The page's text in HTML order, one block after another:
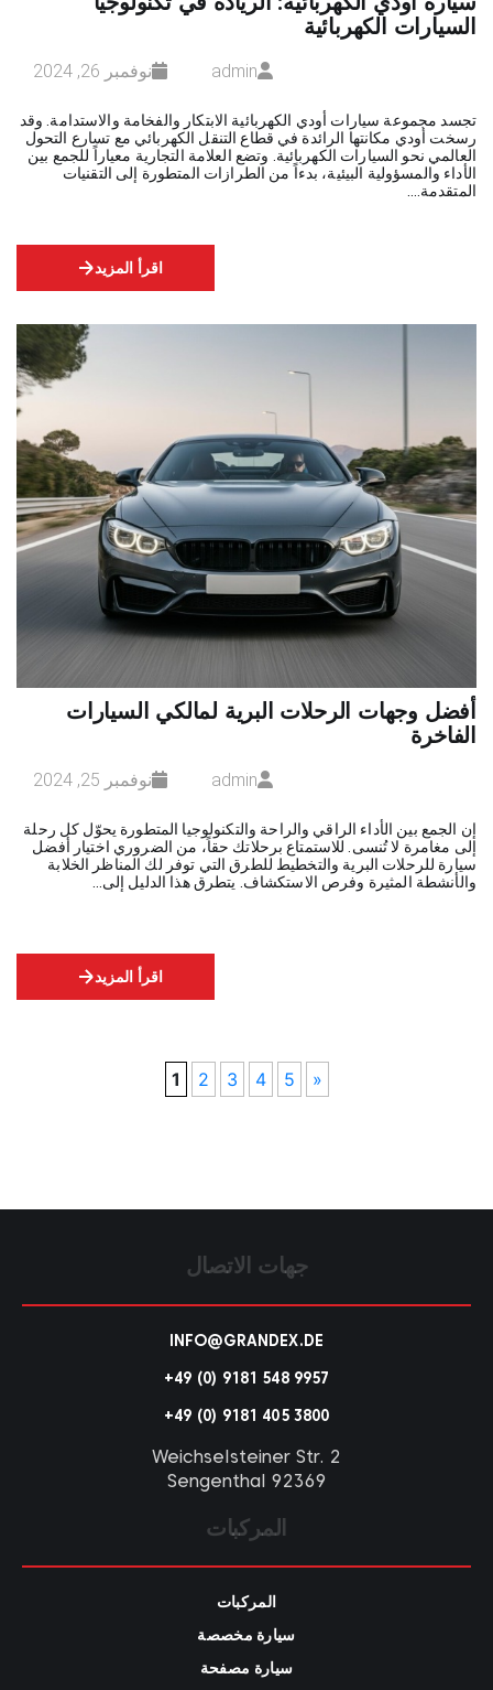
السيارات الكهربائية
نوفمبر 26, 2024 admin
تجسد مجموعة سيارات أودي الكهربائية الابتكار والفخامة والاستدامة. وقد
رسخت أودي مكانتها الرائدة في قطاع التنقل الكهربائي مع تسارع التحول
العالمي نحو السيارات الكهربائية. وتضع العلامة التجارية معياراً للجمع بين
الأداء والمسؤولية البيئية، بدءاً من الطرازات المتطورة إلى التقنيات
المتقدمة.…
اقرأ المزيد
أفضل وجهات الرحلات البرية لمالكي السيارات
الفاخرة
نوفمبر 25, 2024 admin
إن الجمع بين الأداء الراقي والراحة والتكنولوجيا المتطورة يحوّل كل رحلة
إلى مغامرة لا تُنسى. للاستمتاع برحلاتك حقاً، من الضروري اختيار أفضل
سيارة للرحلات البرية والتخطيط للطرق التي توفر لك المناظر الخلابة
والأنشطة المثيرة وفرص الاستكشاف. يتطرق هذا الدليل إلى…
اقرأ المزيد
1 2 3 4 5 »
جهات الاتصال
INFO@GRANDEX.DE
+49 (0) 9181 548 9957
+49 (0) 9181 405 3800
Weichselsteiner Str. 2
92369 Sengenthal
المركبات
المركبات
سيارة مخصصة
سيارة مصفحة